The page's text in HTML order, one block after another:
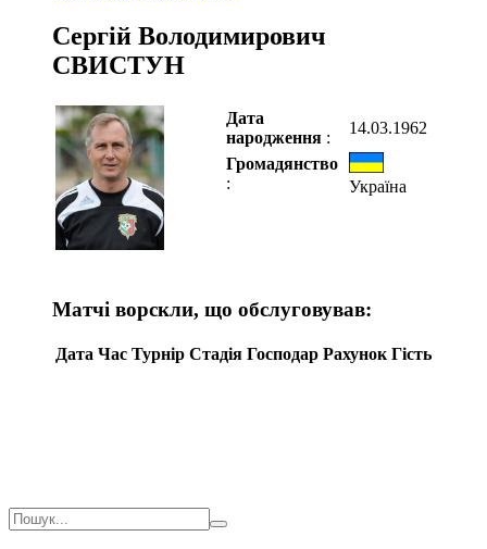
Сергій Володимирович
СВИСТУН
Дата
народження :
14.03.1962
Громадянство
:
Україна
Матчі ворскли, що обслуговував:
Дата Час Турнір Стадія Господар Рахунок Гість